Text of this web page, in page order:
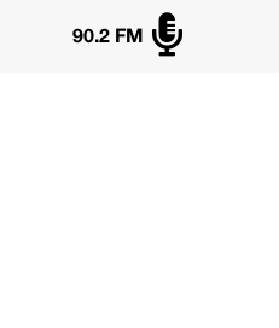

90.2 FM